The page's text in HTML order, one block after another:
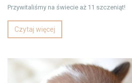
Przywitaliśmy na świecie aż 11 szczeniąt!
Czytaj więcej